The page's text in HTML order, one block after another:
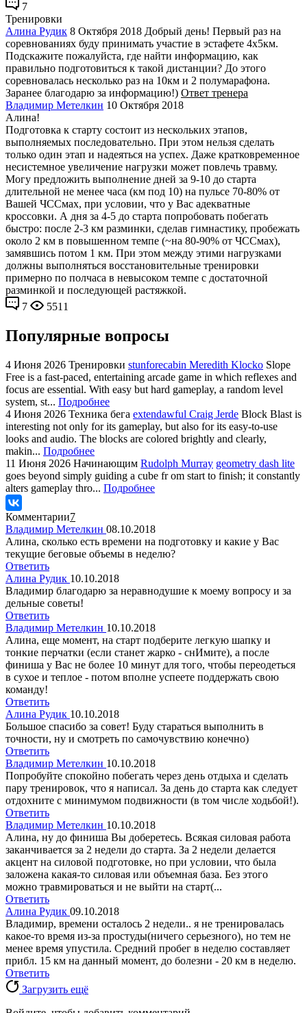
7
Тренировки
Алина Рудик 8 Октября 2018 Добрый день! Первый раз на
соревнованиях буду принимать участие в эстафете 4х5км.
Подскажите пожалуйста, где найти информацию, как
правильно подготовиться к такой дистанции? До этого
соревновалась несколько раз на 10км и 2 полумарафона.
Заранее благодарю за информацию!) Ответ тренера
Владимир Метелкин 10 Октября 2018
Алина!
Подготовка к старту состоит из нескольких этапов,
выполняемых последовательно. При этом нельзя сделать
только один этап и надеяться на успех. Даже кратковременное
несистемное увеличение нагрузки может повлечь травму.
Могу предложить выполнение дней за 9-10 до старта
длительной не менее часа (км под 10) на пульсе 70-80% от
Вашей ЧССмах, при условии, что у Вас адекватные
кроссовки. А дня за 4-5 до старта попробовать побегать
быстро: после 2-3 км разминки, сделав гимнастику, пробежать
около 2 км в повышенном темпе (~на 80-90% от ЧССмах),
замявшись потом 1 км. При этом между этими нагрузками
должны выполняться восстановительные тренировки
примерно по полчаса в невысоком темпе с достаточной
разминкой и последующей растяжкой.
7
5511
Популярные вопросы
4 Июня 2026 Тренировки stunforecabin Meredith Klocko Slope
Free is a fast-paced, entertaining arcade game in which reflexes and
focus are essential. With easy but hard gameplay, a random level
system, st... Подробнее
4 Июня 2026 Техника бега extendawful Craig Jerde Block Blast is
interesting not only for its gameplay, but also for its easy-to-use
looks and audio. The blocks are colored brightly and clearly,
makin... Подробнее
11 Июня 2026 Начинающим Rudolph Murray geometry dash lite
goes beyond simply guiding a cube fr om start to finish; it constantly
alters gameplay thro... Подробнее
Комментарии7
Владимир Метелкин 08.10.2018
Алина, сколько есть времени на подготовку и какие у Вас
текущие беговые объемы в неделю?
Ответить
Алина Рудик 10.10.2018
Владимир благодарю за неравнодушие к моему вопросу и за
дельные советы!
Ответить
Владимир Метелкин 10.10.2018
Алина, еще момент, на старт подберите легкую шапку и
тонкие перчатки (если станет жарко - снИмите), а после
финиша у Вас не более 10 минут для того, чтобы переодеться
в сухое и теплое - потом вполне успеете поддержать свою
команду!
Ответить
Алина Рудик 10.10.2018
Большое спасибо за совет! Буду стараться выполнить в
точности, ну и смотреть по самочувствию конечно)
Ответить
Владимир Метелкин 10.10.2018
Попробуйте спокойно побегать через день отдыха и сделать
пару тренировок, что я написал. За день до старта как следует
отдохните с минимумом подвижности (в том числе ходьбой!).
Ответить
Владимир Метелкин 10.10.2018
Алина, ну до финиша Вы доберетесь. Всякая силовая работа
заканчивается за 2 недели до старта. За 2 недели делается
акцент на силовой подготовке, но при условии, что была
заложена какая-то силовая или объемная база. Без этого
можно травмироваться и не выйти на старт(...
Ответить
Алина Рудик 09.10.2018
Владимир, времени осталось 2 недели.. я не тренировалась
какое-то время из-за простуды(ничего серьезного), но тем не
менее время упустила. Средний пробег в неделю составляет
прибл. 15 км на данный момент, до болезни - 20 км в неделю.
Ответить
Загрузить ещё